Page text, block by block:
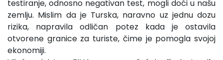
testiranje, odnosno negativan test, mogli doći u našu
zemlju. Mislim da je Turska, naravno uz jednu dozu
rizika, napravila odličan potez kada je ostavila
otvorene granice za turiste, čime je pomogla svojoj
ekonomiji.